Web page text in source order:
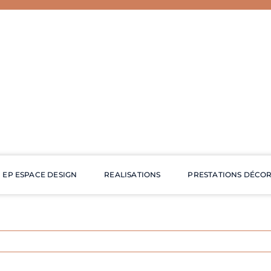
EP ESPACE DESIGN REALISATIONS PRESTATIONS